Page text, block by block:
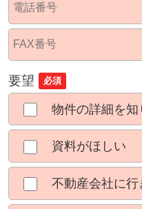
要望 必須
物件の詳細を知
資料がほしい
不動産会社に行